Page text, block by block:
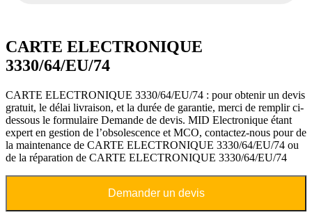
CARTE ELECTRONIQUE
3330/64/EU/74
CARTE ELECTRONIQUE 3330/64/EU/74 : pour obtenir un devis
gratuit, le délai livraison, et la durée de garantie, merci de remplir ci-
dessous le formulaire Demande de devis. MID Electronique étant
expert en gestion de l’obsolescence et MCO, contactez-nous pour de
la maintenance de CARTE ELECTRONIQUE 3330/64/EU/74 ou
de la réparation de CARTE ELECTRONIQUE 3330/64/EU/74
Demander un devis